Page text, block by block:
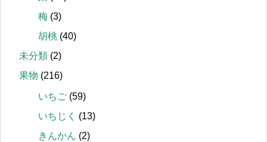
梅 (3)
胡桃 (40)
未分類 (2)
果物 (216)
いちご (59)
いちじく
(13)
きんかん (2)